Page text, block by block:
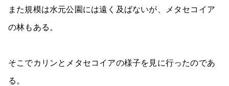
また規模は水元公園には遠く及ばないが、メタセコイア
の林もある。
そこでカリンとメタセコイアの様子を見に行ったのであ
る。